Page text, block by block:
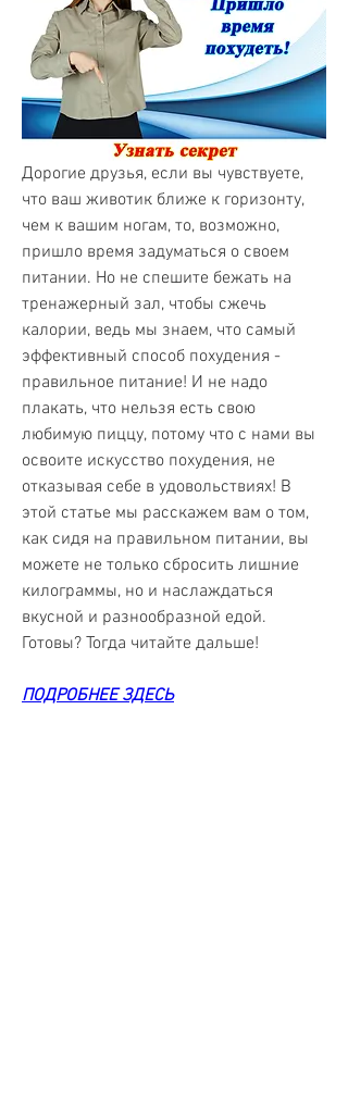
Дорогие друзья, если вы чувствуете,
что ваш животик ближе к горизонту,
чем к вашим ногам, то, возможно,
пришло время задуматься о своем
питании. Но не спешите бежать на
тренажерный зал, чтобы сжечь
калории, ведь мы знаем, что самый
эффективный способ похудения -
правильное питание! И не надо
плакать, что нельзя есть свою
любимую пиццу, потому что с нами вы
освоите искусство похудения, не
отказывая себе в удовольствиях! В
этой статье мы расскажем вам о том,
как сидя на правильном питании, вы
можете не только сбросить лишние
килограммы, но и наслаждаться
вкусной и разнообразной едой.
Готовы? Тогда читайте дальше!
ПОДРОБНЕЕ ЗДЕСЬ